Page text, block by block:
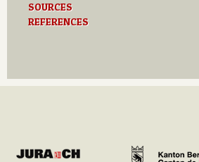
SOURCES
REFERENCES